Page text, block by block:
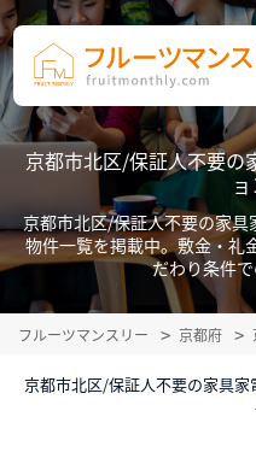
京都市北区/保証人不要の
京都市北区/保証人不要の家
物件一覧を掲載中。敷金・礼
だわり条件
フルーツマンスリー 京都府
京都市北区/保証人不要の家具